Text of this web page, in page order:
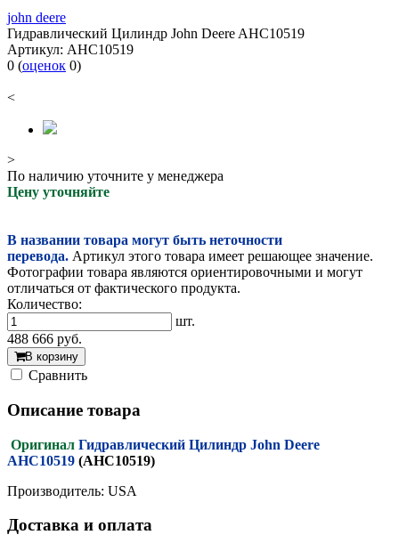
john deere
Гидравлический Цилиндр John Deere AHC10519
Артикул: AHC10519
0 (оценок 0)
<
>
По наличию уточните у менеджера
Цену уточняйте
В названии товара могут быть неточности
перевода. Артикул этого товара имеет решающее значение.
Фотографии товара являются ориентировочными и могут
отличаться от фактического продукта.
Количество:
шт.
488 666 руб.
В корзину
Cравнить
Описание товара
Оригинал Гидравлический Цилиндр John Deere
AHC10519 (AHC10519)
Производитель: USA
Доставка и оплата